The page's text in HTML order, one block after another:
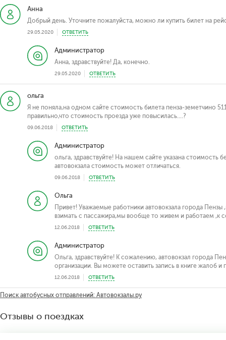
Анна
Добрый день. Уточните пожалуйста, можно ли купить билет на
29.05.2020 ОТВЕТИТЬ
Администратор
Анна, здравствуйте! Да, конечно.
29.05.2020 ОТВЕТИТЬ
ольга
Я не поняла,на одном сайте стоимость билета пенза-земетчино
правильно,что стоимость проезда уже повысилась....?
09.06.2018 ОТВЕТИТЬ
Администратор
ольга, здравствуйте! На нашем сайте указана стоимость
автовокзала стоимость может отличаться.
09.06.2018 ОТВЕТИТЬ
Ольга
Привет! Уважаемые работники автовокзала города
взимать с пассажира,мы вообще то живем и работаем ,к
12.06.2018 ОТВЕТИТЬ
Администратор
Ольга, здравствуйте! К сожалению, автовокзал города
организации. Вы можете оставить запись в книге жалоб и
12.06.2018 ОТВЕТИТЬ
Поиск автобусных отправлений: Автовокзалы.ру
Отзывы о поездках